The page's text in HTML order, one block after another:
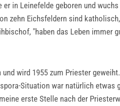
in Leinefelde geboren und
zehn Eichsfeldern sind
"haben das Leben immer
wird 1955 zum Priester
Situation war natürlich
erste Stelle nach der